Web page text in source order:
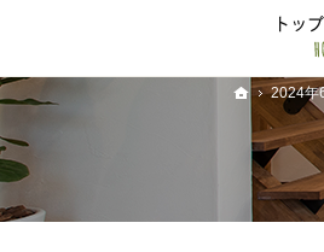
ホーム
2024年